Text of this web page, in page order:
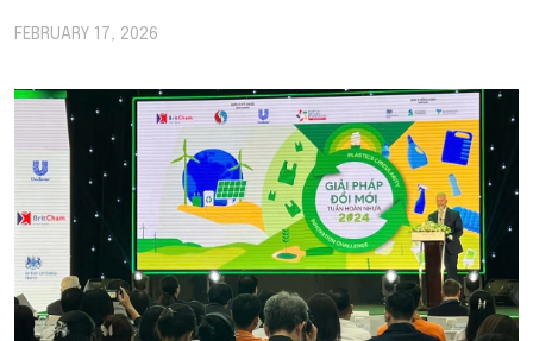
FEBRUARY 17, 2026